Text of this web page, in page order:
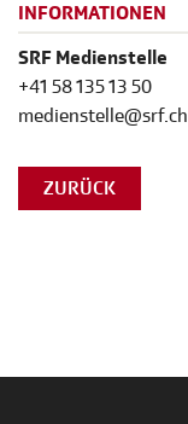
INFORMATIONEN
SRF Medienstelle
+41 58 135 13 50
medienstelle@srf.ch
ZURÜCK